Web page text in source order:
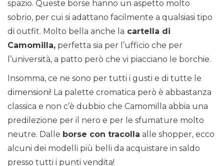
spazio. Queste borse hanno un aspetto molto
sobrio, per cui si adattano facilmente a qualsiasi tipo
di outfit. Molto bella anche la cartella di
Camomilla, perfetta sia per l’ufficio che per
l’università, a patto però che vi piacciano le borchie.
Insomma, ce ne sono per tutti i gusti e di tutte le
dimensioni! La palette cromatica però è abbastanza
classica e non c’è dubbio che Camomilla abbia una
predilezione per il nero e per le sfumature molto
neutre. Dalle borse con tracolla alle shopper, ecco
alcuni dei modelli più belli da acquistare in saldo
presso tutti i punti vendita!